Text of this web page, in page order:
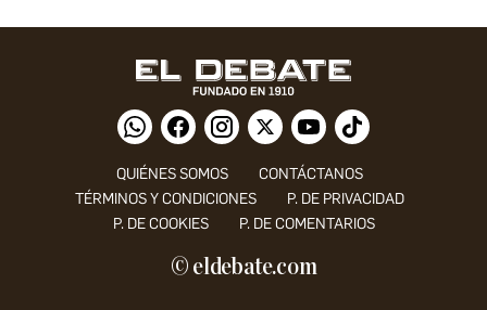
QUIÉNES SOMOS
CONTÁCTANOS
TÉRMINOS Y CONDICIONES
P. DE PRIVACIDAD
P. DE COOKIES
P. DE COMENTARIOS
© eldebate.com